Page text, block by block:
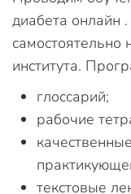
диабета онлайн
института.
глоссарий;
рабочие
текстовые